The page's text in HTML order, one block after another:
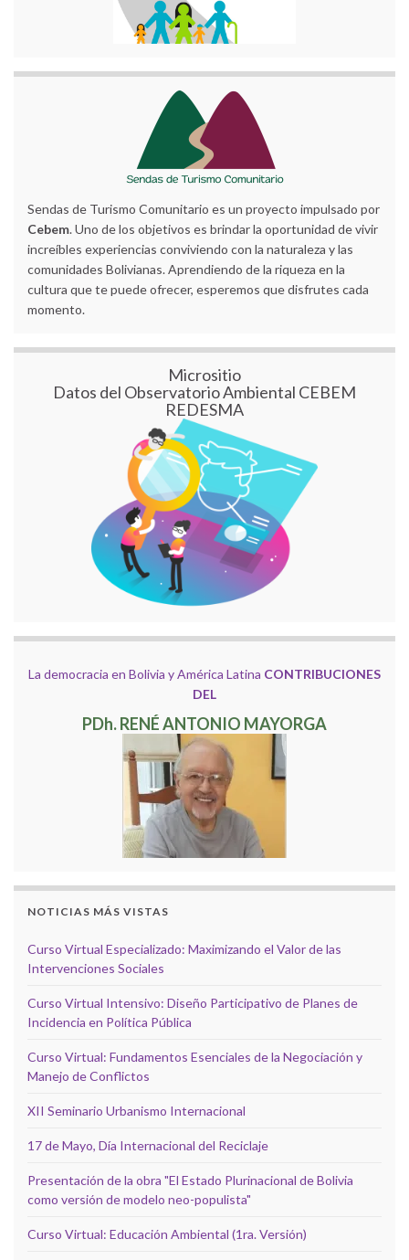
Sendas de Turismo Comunitario es un proyecto impulsado por
Cebem. Uno de los objetivos es brindar la oportunidad de vivir
increíbles experiencias conviviendo con la naturaleza y las
comunidades Bolivianas. Aprendiendo de la riqueza en la
cultura que te puede ofrecer, esperemos que disfrutes cada
momento.
Micrositio
Datos del Observatorio Ambiental CEBEM
REDESMA
La democracia en Bolivia y América Latina CONTRIBUCIONES
DEL
PDh. RENÉ ANTONIO MAYORGA
NOTICIAS MÁS VISTAS
Curso Virtual Especializado: Maximizando el Valor de las
Intervenciones Sociales
Curso Virtual Intensivo: Diseño Participativo de Planes de
Incidencia en Política Pública
Curso Virtual: Fundamentos Esenciales de la Negociación y
Manejo de Conflictos
XII Seminario Urbanismo Internacional
17 de Mayo, Día Internacional del Reciclaje
Presentación de la obra "El Estado Plurinacional de Bolivia
como versión de modelo neo-populista"
Curso Virtual: Educación Ambiental (1ra. Versión)